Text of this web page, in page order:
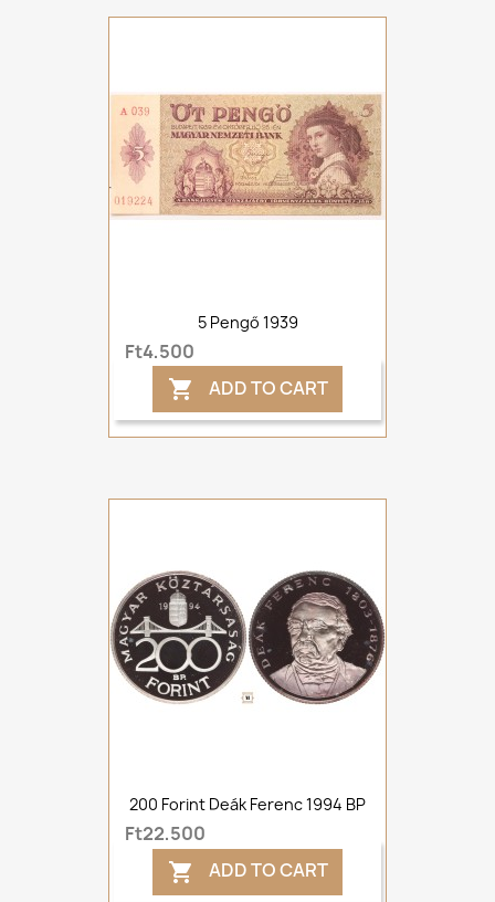
5 Pengő 1939
Ft4,500
 ADD TO CART
200 Forint Deák Ferenc 1994 BP
Ft22,500
 ADD TO CART